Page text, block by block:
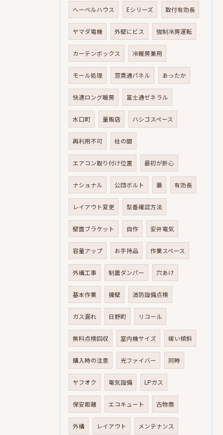
へーベルハウス Eシリーズ 取付有効長
ヤマダ電機 外壁にビス 強制冷房運転
カーテンボックス 冷暖房兼用
モール処理 窓貫通パネル あったか
快適ロング暖房 富士通ゼネラル
水口町 量販店 ハシゴスペース
再利用不可 柱の間
エアコン取り付け位置 最初が肝心
ナショナル 公団ボルト 蓋 有効長
レイアウト変更 型番確認方法
壁面ブラケット 自作 安井電気
容量アップ お手持品 作業スペース
外構工事 制震ダンパー 穴あけ
基本作業 擁壁 消防設備点検
ガス漏れ 日野町 リコール
無料点検回収 室内機サイズ 緩い傾斜
購入時の注意 光ファイバー 同時
ヤフオク 電気設備 LPガス
保安距離 エコキュート 古物商
外構 レイアウト メンテナンス